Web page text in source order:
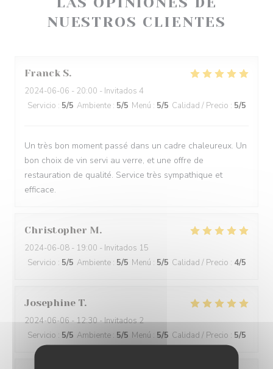
NUESTROS CLIENTES
Franck S
2024-06-06 - 20:00 - Invitados 4
Servicio : 5/5 Ambiente : 5/5 Menú : 5/5 Calidad / Precio : 5/5
Un très bon moment passé dans un cadre chaleureux. Un
bon choix de vin servi au verre, et une offre de
restauration de qualité. Service très sympathique et
efficace.
Christopher M
2024-06-08 - 19:00 - Invitados 15
Servicio : 5/5 Ambiente : 5/5 Menú : 5/5 Calidad / Precio : 4/5
Josephine T
2024-06-06- 12:30 - Invitados 2
Servicio : 5/5 Ambiente : 5/5 Menú : 5/5 Calidad / Precio : 5/5